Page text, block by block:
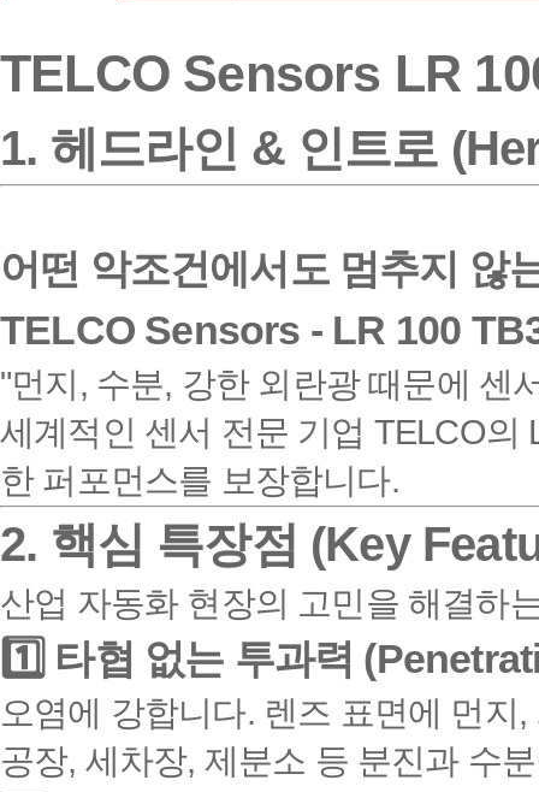
TELCO Sensors LR
1. 헤드라인 & 인트로
어떤 악조건에서도 멈추지 않
TELCO Sensors - LR 100
"먼지, 수분, 강한 외란광 때문에 센
세계적인 센서 전문 기업 TELCO의
한 퍼포먼스를 보장합니다.
2. 핵심 특장점 (Key
산업 자동화 현장의 고민을 해결하
1️⃣ 타협 없는 투과력
오염에 강합니다. 렌즈 표면에 먼
공장, 세차장, 제분소 등 분진과 수